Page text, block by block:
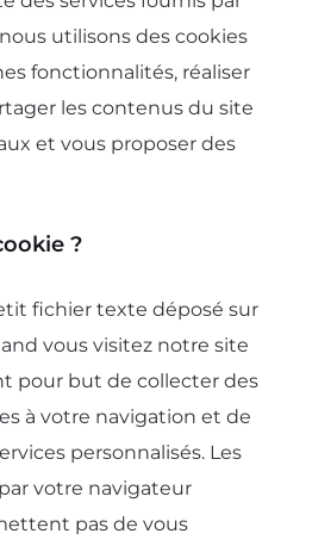
utilisons des cookies
fonctionnalités, réaliser
les contenus du site
et vous proposer des
?
fichier texte déposé sur
vous visitez notre site
pour but de collecter des
à votre navigation et de
personnalisés. Les
votre navigateur
pas de vous